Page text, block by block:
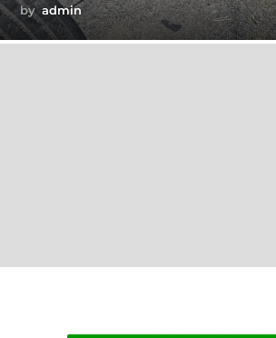
by admin